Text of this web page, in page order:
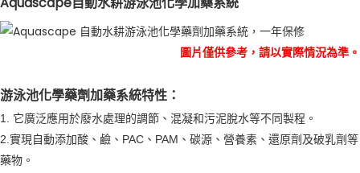
圖片僅供參考，請以實際情況為準。
游泳池化學藥劑加藥系統特性：
1. 它廣泛應用於廢水處理的調節、混凝和污泥脫水等不同製程。
2.實現自動添加酸、鹼、PAC、PAM、碳源、營養素、還原劑及破乳劑等
藥物。